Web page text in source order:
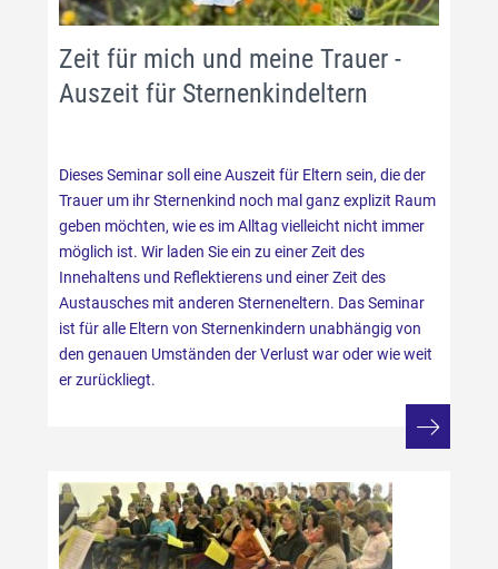
Zeit für mich und meine Trauer -
Auszeit für Sternenkindeltern
Dieses Seminar soll eine Auszeit für Eltern sein, die der
Trauer um ihr Sternenkind noch mal ganz explizit Raum
geben möchten, wie es im Alltag vielleicht nicht immer
möglich ist. Wir laden Sie ein zu einer Zeit des
Innehaltens und Reflektierens und einer Zeit des
Austausches mit anderen Sterneneltern. Das Seminar
ist für alle Eltern von Sternenkindern unabhängig von
den genauen Umständen der Verlust war oder wie weit
er zurückliegt.